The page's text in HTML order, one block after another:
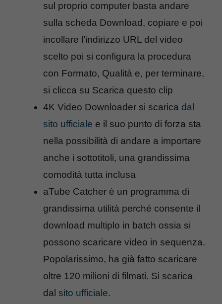
sul proprio computer basta andare
sulla scheda Download, copiare e poi
incollare l’indirizzo URL del video
scelto poi si configura la procedura
con Formato, Qualità e, per terminare,
si clicca su Scarica questo clip
4K Video Downloader si scarica dal
sito ufficiale e il suo punto di forza sta
nella possibilità di andare a importare
anche i sottotitoli, una grandissima
comodità tutta inclusa
aTube Catcher è un programma di
grandissima utilità perché consente il
download multiplo in batch ossia si
possono scaricare video in sequenza.
Popolarissimo, ha già fatto scaricare
oltre 120 milioni di filmati. Si scarica
dal sito ufficiale.